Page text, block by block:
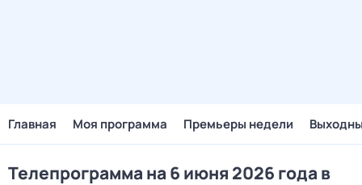
Главная Моя программа Премьеры недели
Телепрограмма на 6 июня 2026 года в